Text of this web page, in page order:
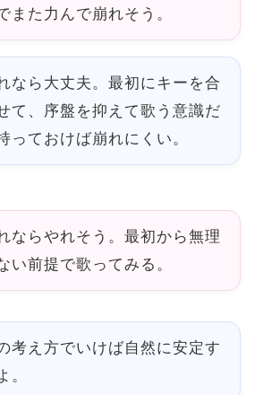
また力んで崩れそう。
なら大丈夫。最初にキーを合
て、序盤を抑えて歌う意識だ
っておけば崩れにくい。
ならやれそう。最初から無理
い前提で歌ってみる。
考え方でいけば自然に安定す
。